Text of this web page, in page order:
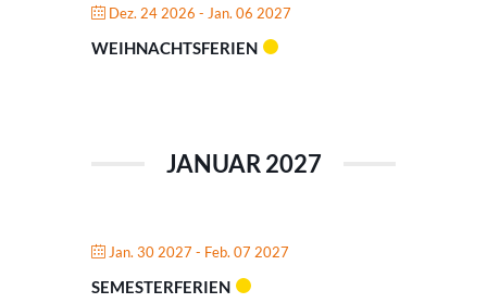
Dez. 24 2026 - Jan. 06 2027
WEIHNACHTSFERIEN
JANUAR 2027
Jan. 30 2027 - Feb. 07 2027
SEMESTERFERIEN